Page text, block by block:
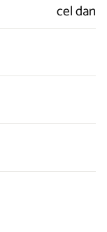
cel dan